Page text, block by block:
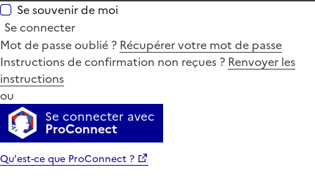
Se souvenir de moi
Se connecter
Mot de passe oublié ? Récupérer votre mot de passe
Instructions de confirmation non reçues ? Renvoyer les
instructions
ou
Se connecter avec
ProConnect
Qu'est-ce que ProConnect ?